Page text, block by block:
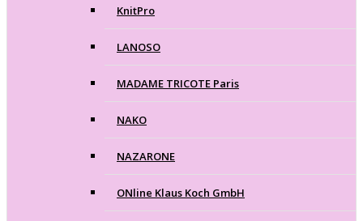
KnitPro
LANOSO
MADAME TRICOTE Paris
NAKO
NAZARONE
ONline Klaus Koch GmbH